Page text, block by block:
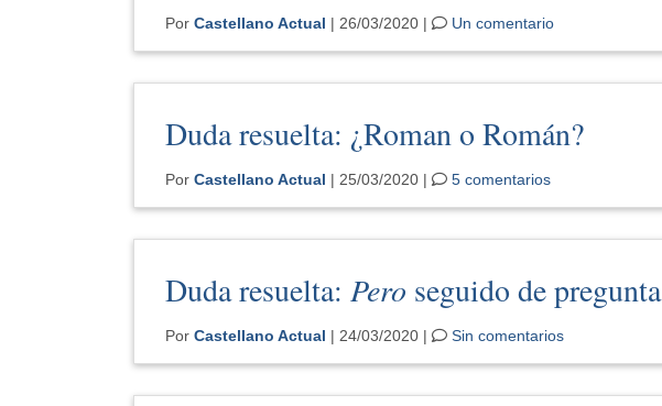
Por Castellano Actual | 26/03/2020 | Un comentario
Duda resuelta: ¿Roman o Román?
Por Castellano Actual | 25/03/2020 | 5 comentarios
Duda resuelta: Pero seguido de pregunta
Por Castellano Actual | 24/03/2020 | Sin comentarios